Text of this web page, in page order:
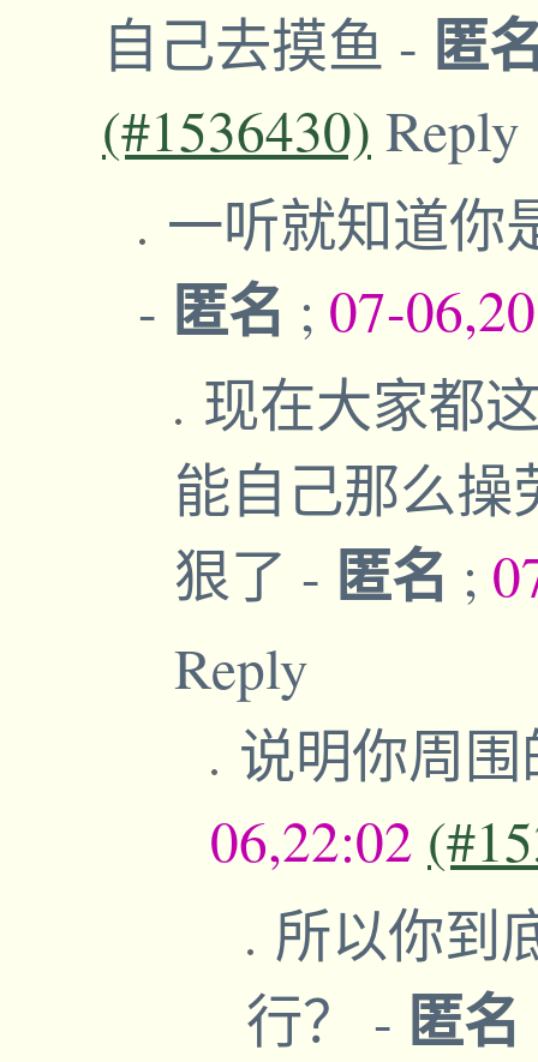
自己去摸鱼 - 匿
(#1536430) Reply
一听就知道你
- 匿名 ; 07-
现在大家都
能自己那么操
狠了 - 匿名 ;
Reply
说明你周
06,22:02
所以你到
行？ - 匿名